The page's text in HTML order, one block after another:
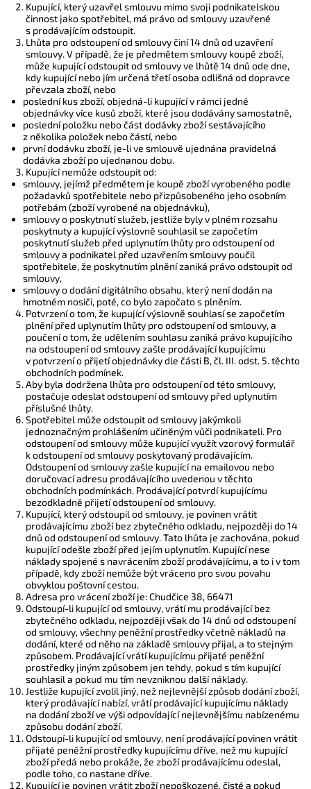
Kupující, který uzavřel smlouvu mimo svoji podnikatelskou
činnost jako spotřebitel, má právo od smlouvy uzavřené
s prodávajícím odstoupit.
Lhůta pro odstoupení od smlouvy činí 14 dnů od uzavření
smlouvy. V případě, že je předmětem smlouvy koupě zboží,
může kupující odstoupit od smlouvy ve lhůtě 14 dnů ode dne,
kdy kupující nebo jím určená třetí osoba odlišná od dopravce
převzala zboží, nebo
poslední kus zboží, objedná-li kupující v rámci jedné
objednávky více kusů zboží, které jsou dodávány samostatně,
poslední položku nebo část dodávky zboží sestávajícího
z několika položek nebo částí, nebo
první dodávku zboží, je-li ve smlouvě ujednána pravidelná
dodávka zboží po ujednanou dobu.
Kupující nemůže odstoupit od:
smlouvy, jejímž předmětem je koupě zboží vyrobeného podle
požadavků spotřebitele nebo přizpůsobeného jeho osobním
potřebám (zboží vyrobené na objednávku),
smlouvy o poskytnutí služeb, jestliže byly v plném rozsahu
poskytnuty a kupující výslovně souhlasil se započetím
poskytnutí služeb před uplynutím lhůty pro odstoupení od
smlouvy a podnikatel před uzavřením smlouvy poučil
spotřebitele, že poskytnutím plnění zaniká právo odstoupit od
smlouvy,
smlouvy o dodání digitálního obsahu, který není dodán na
hmotném nosiči, poté, co bylo započato s plněním.
Potvrzení o tom, že kupující výslovně souhlasí se započetím
plnění před uplynutím lhůty pro odstoupení od smlouvy, a
poučení o tom, že udělením souhlasu zaniká právo kupujícího
na odstoupení od smlouvy zašle prodávající kupujícímu
v potvrzení o přijetí objednávky dle části B, čl. III. odst. 5. těchto
obchodních podmínek.
Aby byla dodržena lhůta pro odstoupení od této smlouvy,
postačuje odeslat odstoupení od smlouvy před uplynutím
příslušné lhůty.
Spotřebitel může odstoupit od smlouvy jakýmkoli
jednoznačným prohlášením učiněným vůči podnikateli. Pro
odstoupení od smlouvy může kupující využítvzorový formulář
k odstoupení od smlouvy poskytovaný prodávajícím.
Odstoupení od smlouvy zašle kupující na emailovou nebo
doručovací adresu prodávajícího uvedenou v těchto
obchodních podmínkách. Prodávající potvrdí kupujícímu
bezodkladně přijetí odstoupení od smlouvy.
Kupující, který odstoupil od smlouvy, je povinen vrátit
prodávajícímu zboží bez zbytečného odkladu, nejpozději do 14
dnů od odstoupení od smlouvy. Tato lhůta je zachována, pokud
kupující odešle zboží před jejím uplynutím. Kupující nese
náklady spojené s navrácením zboží prodávajícímu, a to i v tom
případě, kdy zboží nemůže být vráceno pro svou povahu
obvyklou poštovní cestou.
Adresa pro vrácení zboží je: Chudčice 38, 66471
Odstoupí-li kupující od smlouvy, vrátí mu prodávající bez
zbytečného odkladu, nejpozději však do 14 dnů od odstoupení
od smlouvy, všechny peněžní prostředky včetně nákladů na
dodání, které od něho na základě smlouvy přijal, a to stejným
způsobem. Prodávající vrátí kupujícímu přijaté peněžní
prostředky jiným způsobem jen tehdy, pokud s tím kupující
souhlasil a pokud mu tím nevzniknou další náklady.
Jestliže kupující zvolil jiný, než nejlevnější způsob dodání zboží,
který prodávající nabízí, vrátí prodávající kupujícímu náklady
na dodání zboží ve výši odpovídající nejlevnějšímu nabízenému
způsobu dodání zboží.
Odstoupí-li kupující od smlouvy, není prodávající povinen vrátit
přijaté peněžní prostředky kupujícímu dříve, než mu kupující
zboží předá nebo prokáže, že zboží prodávajícímu odeslal,
podle toho, co nastane dříve.
Kupující je povinen vrátit zboží nepoškozené, čisté a pokud